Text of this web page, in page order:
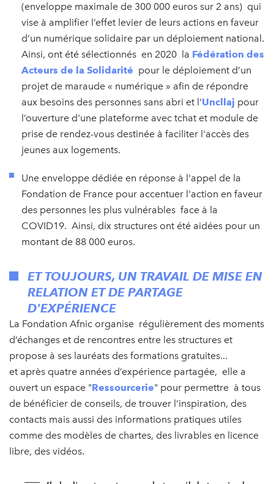
(enveloppe maximale de 300 000 euros sur 2 ans) qui
vise à amplifier l’effet levier de leurs actions en faveur
d’un numérique solidaire par un déploiement national.
Ainsi, ont été sélectionnés en 2020 la Fédération des
Acteurs de la Solidarité pour le déploiement d’un
projet de maraude « numérique » afin de répondre
aux besoins des personnes sans abri et l'Uncllaj pour
l’ouverture d'une plateforme avec tchat et module de
prise de rendez-vous destinée à faciliter l'accès des
jeunes aux logements.
Une enveloppe dédiée en réponse à l'appel de la
Fondation de France pour accentuer l'action en faveur
des personnes les plus vulnérables face à la
COVID19. Ainsi, dix structures ont été aidées pour un
montant de 88 000 euros.
ET TOUJOURS, UN TRAVAIL DE MISE EN
RELATION ET DE PARTAGE
D'EXPÉRIENCE
La Fondation Afnic organise régulièrement des moments
d’échanges et de rencontres entre les structures et
propose à ses lauréats des formations gratuites...
et après quatre années d’expérience partagée, elle a
ouvert un espace "Ressourcerie" pour permettre à tous
de bénéficier de conseils, de trouver l’inspiration, des
contacts mais aussi des informations pratiques utiles
comme des modèles de chartes, des livrables en licence
libre, des vidéos.